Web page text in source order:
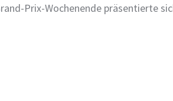
Prix-Wochenende präsentierte